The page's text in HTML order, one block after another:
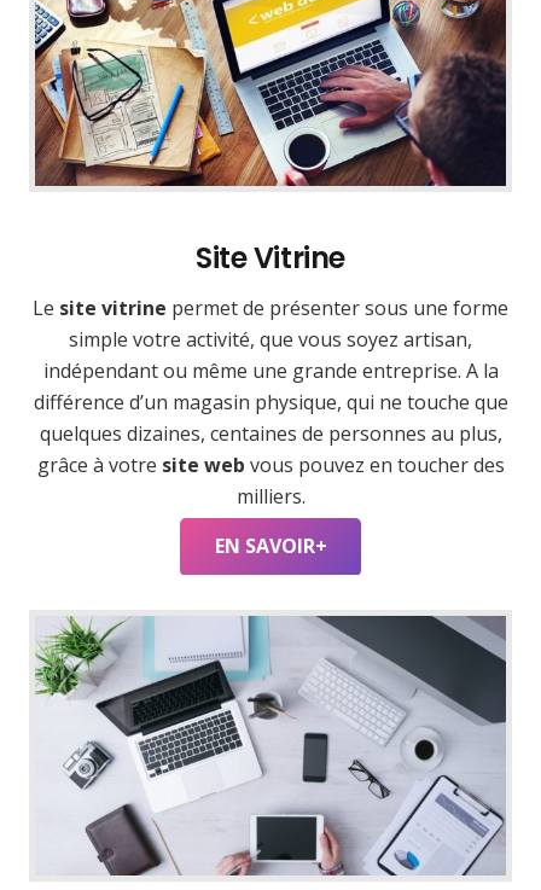
Site Vitrine
Le site vitrine permet de présenter sous une forme
simple votre activité, que vous soyez artisan,
indépendant ou même une grande entreprise. A la
différence d’un magasin physique, qui ne touche que
quelques dizaines, centaines de personnes au plus,
grâce à votre site web vous pouvez en toucher des
milliers.
EN SAVOIR+